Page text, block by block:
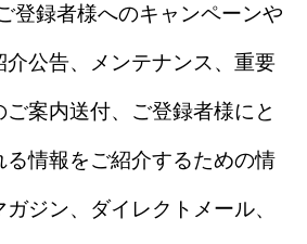
登録者様へのキャンペーンや
介公告、メンテナンス、重要
案内送付、ご登録者様にと
る情報をご紹介するための情
ジン、ダイレクトメール、